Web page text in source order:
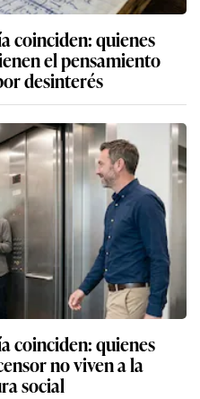
coinciden: quienes
el pensamiento
desinterés
coinciden: quienes
no viven a la
social